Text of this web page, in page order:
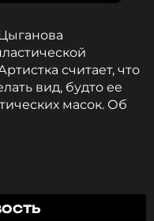
считает, что
вид, будто ее
масок. Об
осуждать за